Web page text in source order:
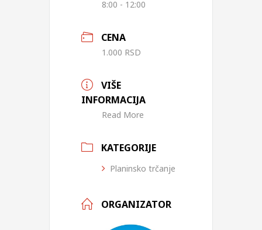
8:00 - 12:00
CENA
1.000 RSD
VIŠE
INFORMACIJA
Read More
KATEGORIJE
Planinsko trčanje
ORGANIZATOR